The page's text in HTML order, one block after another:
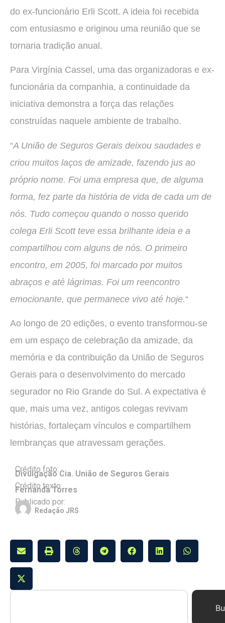
do ex-funcionário Erli Scott. A ideia foi recebida
com entusiasmo e originou uma reunião que se
tornaria tradição anual.
Para Virgínia Cassel, uma das organizadoras e ex-
funcionária da companhia, a continuidade da
iniciativa demonstra a força das relações
construídas naquele ambiente de trabalho.
“A União de Seguros Gerais deixou saudades e
criou muitos laços de amizade, fazendo jus ao
próprio nome. Foi uma empresa que, de alguma
forma, fez parte da história de vida de cada um de
nós. Tudo começou quando o nosso querido
colega Erli Scott teve essa brilhante ideia e a
compartilhou com alguns de nós. O primeiro
encontro, em 2005, foi marcado por muitos
abraços e até lágrimas. Foi um reencontro
emocionante, que permanece vivo até hoje.“
Ao longo de 20 edições, o evento transformou-se
em um espaço de celebração da amizade, da
memória e da contribuição da União de Seguros
Gerais para o desenvolvimento do mercado
segurador no Rio Grande do Sul. A expectativa é
que, mais uma vez, antigos colegas revivam
histórias, fortaleçam vínculos e compartilhem
lembranças que atravessam gerações.
Crédito foto:
Divulgação Cia. União de Seguros Gerais
Crédito texto:
Fernanda Torres
Publicado por:
Redação JRS